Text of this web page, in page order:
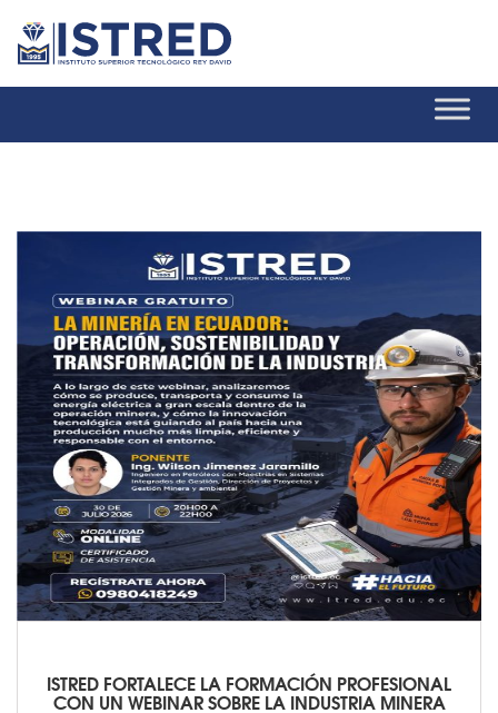
ISTRED FORTALECE LA FORMACIÓN PROFESIONAL
CON UN WEBINAR SOBRE LA INDUSTRIA MINERA